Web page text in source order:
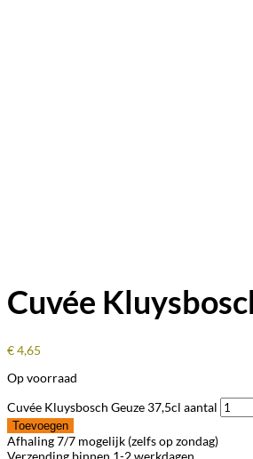
Cuvée
€4,65
Op voorraad
Cuvée Kluysbosch Geuze 37,5cl aantal
Toevoegen
Afhaling 7/7 mogelijk (zelfs op zondag)